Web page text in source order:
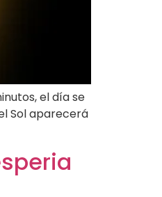
el día se
Sol aparecerá